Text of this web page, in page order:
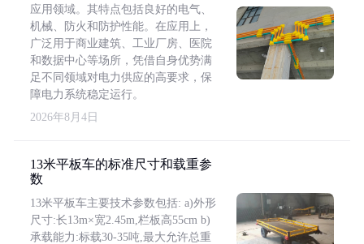
应用领域。其特点包括良好的电气、
机械、防火和防护性能。在应用上，
广泛用于商业建筑、工业厂房、医院
和数据中心等场所，凭借自身优势满
足不同领域对电力供应的高要求，保
障电力系统稳定运行。
2026年8月4日
13米平板车的标准尺寸和载重参
数
13米平板车主要技术参数包括: a)外形
尺寸:长13m×宽2.45m,栏板高55cm b)
承载能力:标载30-35吨,最大允许总重